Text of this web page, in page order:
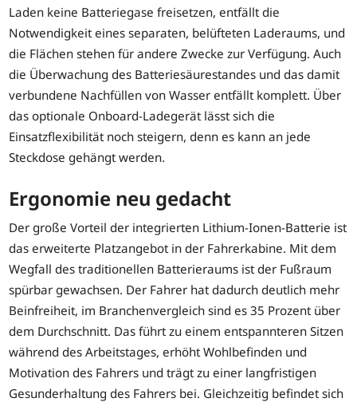
Laden keine Batteriegase freisetzen, entfällt die
Notwendigkeit eines separaten, belüfteten Laderaums, und
die Flächen stehen für andere Zwecke zur Verfügung. Auch
die Überwachung des Batteriesäurestandes und das damit
verbundene Nachfüllen von Wasser entfällt komplett. Über
das optionale Onboard-Ladegerät lässt sich die
Einsatzflexibilität noch steigern, denn es kann an jede
Steckdose gehängt werden.
Ergonomie neu gedacht
Der große Vorteil der integrierten Lithium-Ionen-Batterie ist
das erweiterte Platzangebot in der Fahrerkabine. Mit dem
Wegfall des traditionellen Batterieraums ist der Fußraum
spürbar gewachsen. Der Fahrer hat dadurch deutlich mehr
Beinfreiheit, im Branchenvergleich sind es 35 Prozent über
dem Durchschnitt. Das führt zu einem entspannteren Sitzen
während des Arbeitstages, erhöht Wohlbefinden und
Motivation des Fahrers und trägt zu einer langfristigen
Gesunderhaltung des Fahrers bei. Gleichzeitig befindet sich